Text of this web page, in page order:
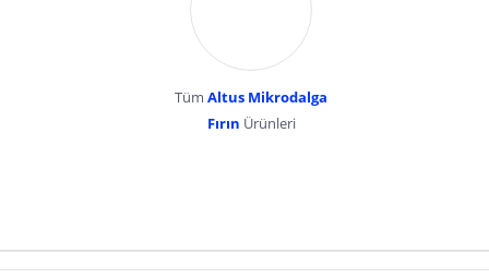
Tüm Altus Mikrodalga
Fırın Ürünleri